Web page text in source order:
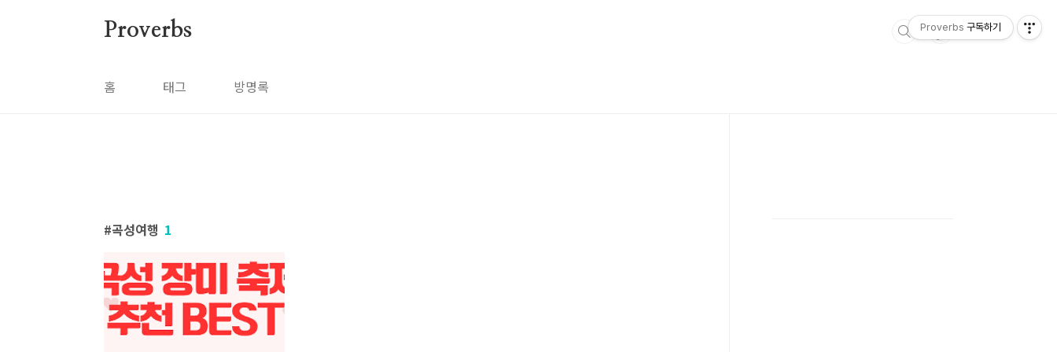
Proverbs
홈 태그 방명록
곡성여행 1
Proverbs 구독하기